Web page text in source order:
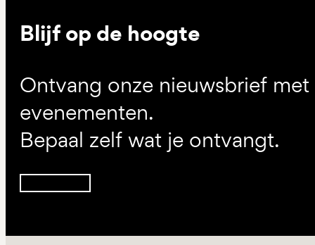
Blijf op de hoogte
Ontvang onze nieuwsbrief
evenementen.
Bepaal zelf wat je ontvangt.